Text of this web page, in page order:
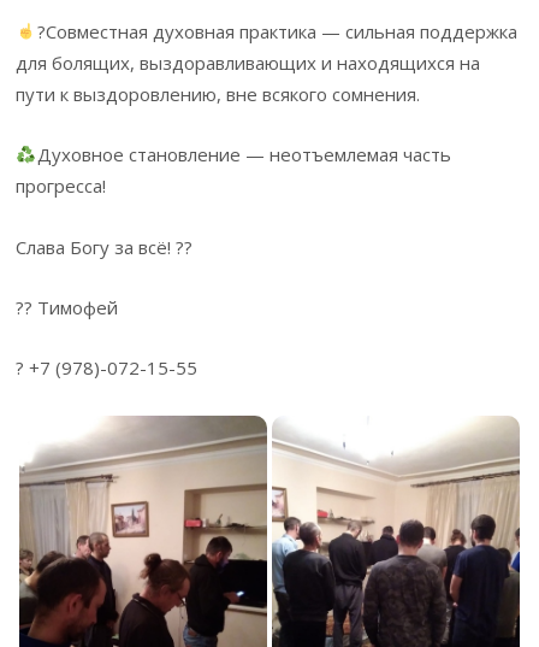
?Совместная духовная практика — сильная поддержка
для болящих, выздоравливающих и находящихся на
пути к выздоровлению, вне всякого сомнения.
Духовное становление — неотъемлемая часть
прогресса!
Слава Богу за всё! ??
?? Тимофей
? +7 (978)-072-15-55